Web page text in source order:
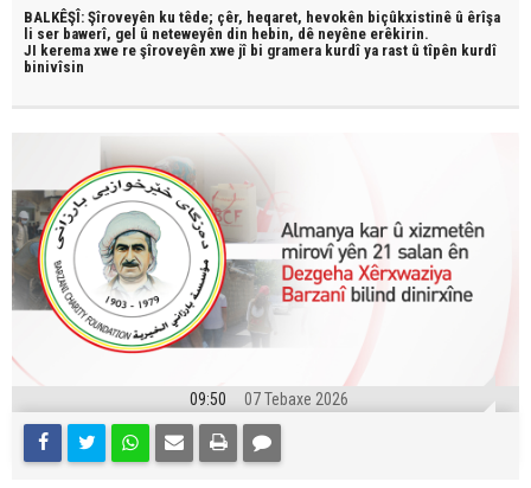
BALKÊŞÎ: Şîroveyên ku têde; çêr, heqaret, hevokên biçûkxistinê û êrîşa
li ser bawerî, gel û neteweyên din hebin, dê neyêne erêkirin.
JI kerema xwe re şîroveyên xwe jî bi gramera kurdî ya rast û tîpên kurdî
binivîsin
09:50 07 Tebaxe 2026